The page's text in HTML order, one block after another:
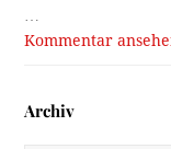
Kommentar
Archiv